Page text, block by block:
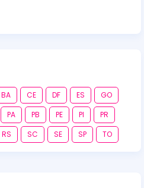
BA CE DF ES
GO
PA PB PE PI
PR
RS SC SE SP TO